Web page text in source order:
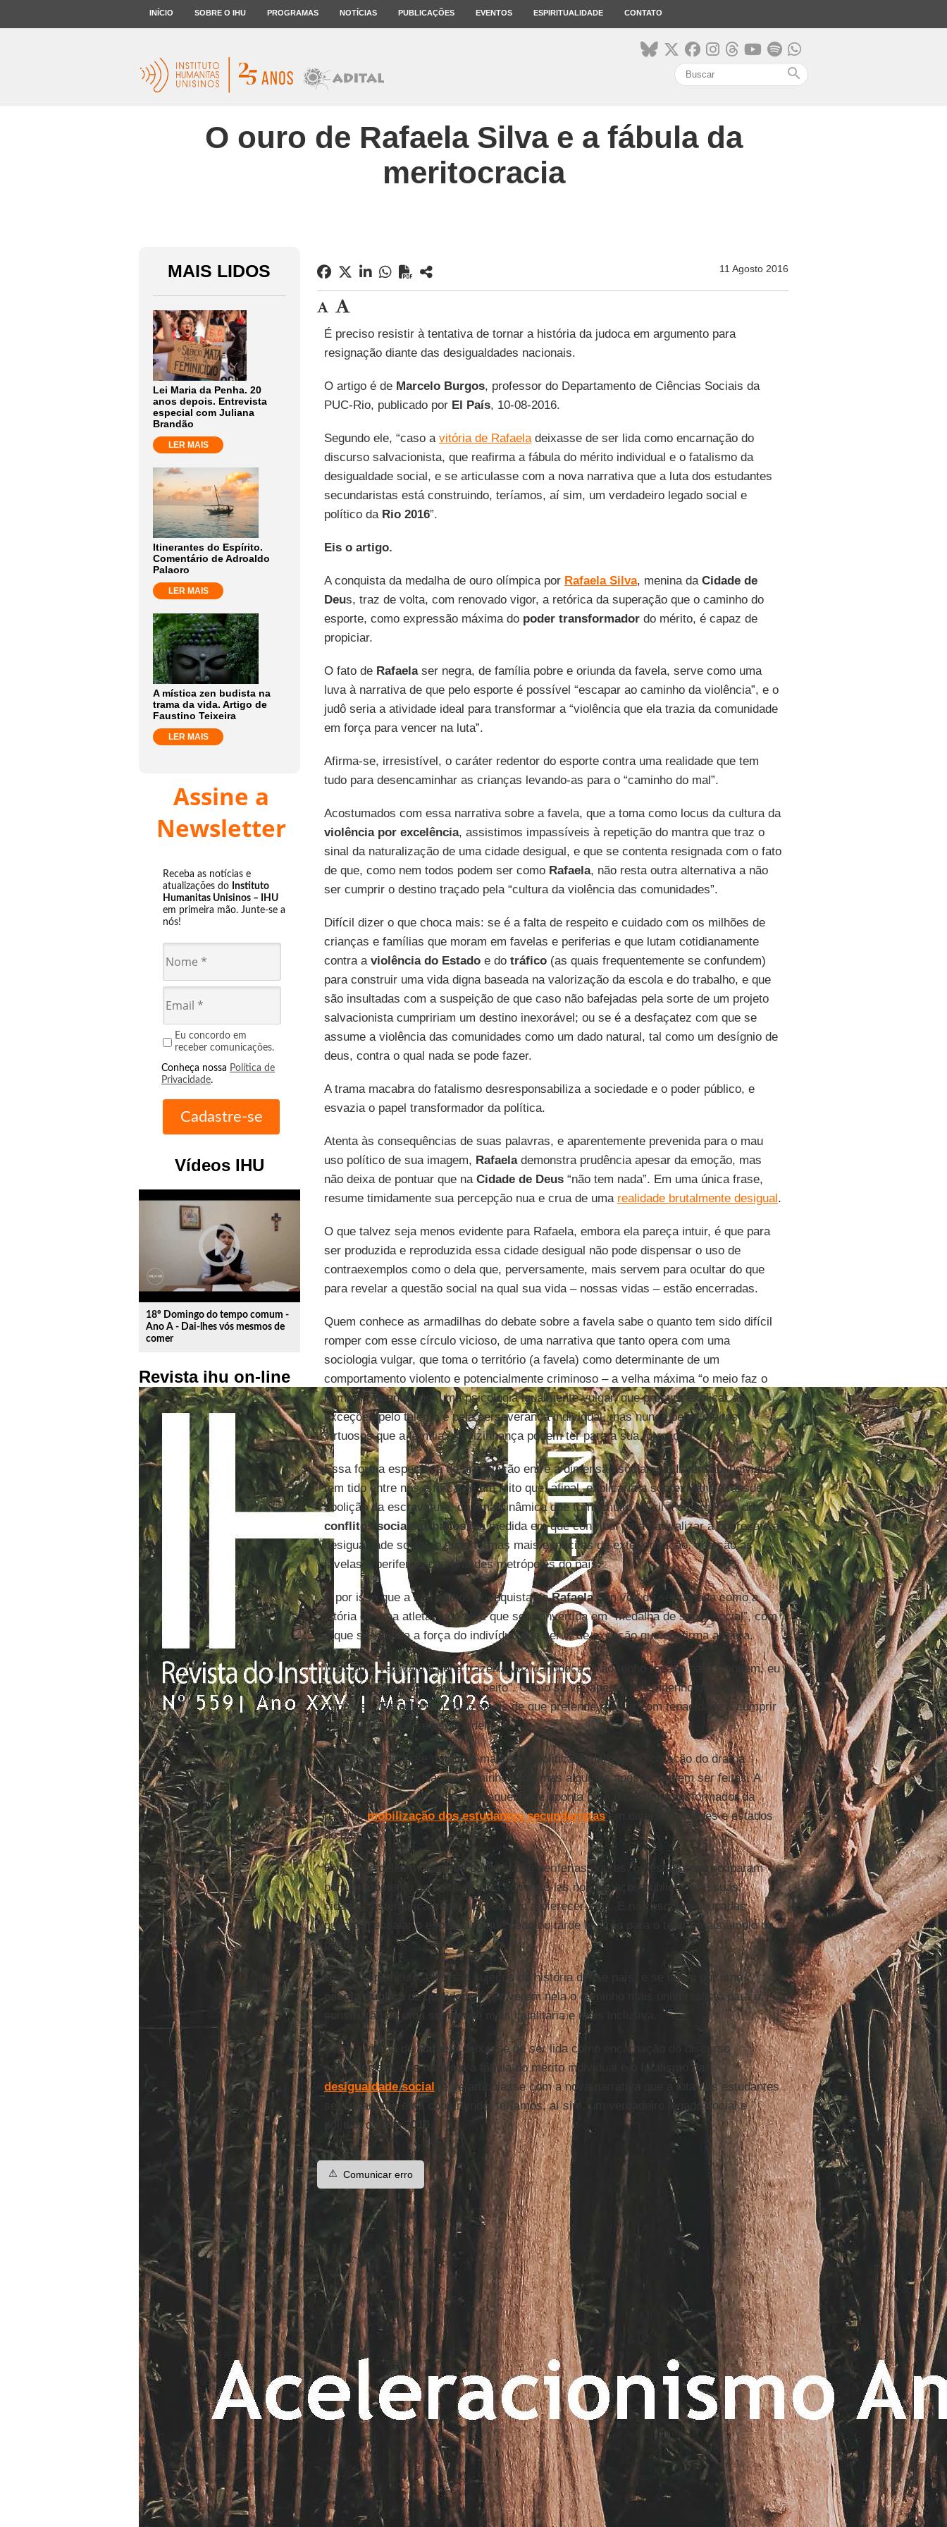
INÍCIO SOBRE O IHU PROGRAMAS NOTÍCIAS PUBLICAÇÕES EVENTOS ESPIRITUALIDADE CONTATO
search
O ouro de Rafaela Silva e a fábula da
meritocracia
MAIS LIDOS
Lei Maria da Penha. 20
anos depois. Entrevista
especial com Juliana
Brandão
LER MAIS
Itinerantes do Espírito.
Comentário de Adroaldo
Palaoro
LER MAIS
A mística zen budista na
trama da vida. Artigo de
Faustino Teixeira
LER MAIS
Assine a
Newsletter
Receba as notícias e
atualizações do Instituto
Humanitas Unisinos – IHU
em primeira mão. Junte-se a
nós!
Eu concordo em
receber comunicações.
Conheça nossa Política de
Privacidade.
Vídeos IHU
play_circle_outline
18º Domingo do tempo comum -
Ano A - Dai-lhes vós mesmos de
comer
Revista ihu on-line
11 Agosto 2016
É preciso resistir à tentativa de tornar a história da judoca em argumento para
resignação diante das desigualdades nacionais.
O artigo é de Marcelo Burgos, professor do Departamento de Ciências Sociais da
PUC-Rio, publicado por El País, 10-08-2016.
Segundo ele, “caso a vitória de Rafaeladeixasse de ser lida como encarnação do
discurso salvacionista, que reafirma a fábula do mérito individual e o fatalismo da
desigualdade social, e se articulasse com a nova narrativa que a luta dos estudantes
secundaristas está construindo, teríamos, aí sim, um verdadeiro legado social e
político daRio 2016”.
Eis o artigo.
A conquista da medalha de ouro olímpica por Rafaela Silva, menina da Cidade de
Deus, traz de volta, com renovado vigor, a retórica da superação que o caminho do
esporte, como expressão máxima do poder transformadordo mérito, é capaz de
propiciar.
O fato deRafaelaser negra, de família pobre e oriunda da favela, serve como uma
luva à narrativa de que pelo esporte é possível “escapar ao caminho da violência”, e o
judô seria a atividade ideal para transformar a “violência que ela trazia da comunidade
em força para vencer na luta”.
Afirma-se, irresistível, o caráter redentor do esporte contra uma realidade que tem
tudo para desencaminhar as crianças levando-as para o “caminho do mal”.
Acostumados com essa narrativa sobre a favela, que a toma como locus da cultura da
violência por excelência, assistimos impassíveis à repetição do mantra que traz o
sinal da naturalização de uma cidade desigual, e que se contenta resignada com o fato
de que, como nem todos podem ser como Rafaela, não resta outra alternativa a não
ser cumprir o destino traçado pela “cultura da violência das comunidades”.
Difícil dizer o que choca mais: se é a falta de respeito e cuidado com os milhões de
crianças e famílias que moram em favelas e periferias e que lutam cotidianamente
contra a violência do Estadoe do tráfico(as quais frequentemente se confundem)
para construir uma vida digna baseada na valorização da escola e do trabalho, e que
são insultadas com a suspeição de que caso não bafejadas pela sorte de um projeto
salvacionista cumpririam um destino inexorável; ou se é a desfaçatez com que se
assume a violência das comunidades como um dado natural, tal como um desígnio de
deus, contra o qual nada se pode fazer.
A trama macabra do fatalismo desresponsabiliza a sociedade e o poder público, e
esvazia o papel transformador da política.
Atenta às consequências de suas palavras, e aparentemente prevenida para o mau
uso político de sua imagem, Rafaelademonstra prudência apesar da emoção, mas
não deixa de pontuar que na Cidade de Deus“não tem nada”. Em uma única frase,
resume timidamente sua percepção nua e crua de uma realidade brutalmente desigual.
O que talvez seja menos evidente para Rafaela, embora ela pareça intuir, é que para
ser produzida e reproduzida essa cidade desigual não pode dispensar o uso de
contraexemplos como o dela que, perversamente, mais servem para ocultar do que
para revelar a questão social na qual sua vida – nossas vidas – estão encerradas.
Quem conhece as armadilhas do debate sobre a favela sabe o quanto tem sido difícil
romper com esse círculo vicioso, de uma narrativa que tanto opera com uma
sociologia vulgar, que toma o território (a favela) como determinante de um
comportamento violento e potencialmente criminoso – a velha máxima “o meio faz o
homem”; quanto com uma psicologia igualmente vulgar, que procura explicar as
exceções pelo talento e pela perseverança individual, mas nunca pelos efeitos
virtuosos que a família e a vizinhança podem ter para a sua formação.
Essa forma específica de articulação entre a dimensão social e a dimensão individual
tem tido entre nós a força de um mito que, afinal, explicaria a sobrevivência, desde a
abolição da escravatura, de uma dinâmica que torna muito difícil a emergência dos
conflitos sociais urbanos, na medida em que contribui para naturalizar a pobreza e a
desigualdade social, e suas formas mais explícitas de exteriorização, que são as
favelas e periferias das grandes metrópoles do país.
É por isso que a maravilhosa conquista deRafaela, em vez de ser tratada como a
vitória de uma atleta, logo teve que ser convertida em “medalha de sabor social”, com
o que se vivifica a força do indivíduo que serve de exceção que confirma a regra.
Mais uma vez vale a pena trazer a voz da judoca: “não tenho recado para ninguém, eu
tenho é uma medalha no meu peito”. Como se vê, apesar do empenho da grande
imprensa,Rafaelatem dado sinais de que pretende resistir com tenacidade a cumprir
com o script que se espera dela.
Como destruir esse mito que mantém a política à margem do coração do drama
urbano brasileiro? Não há caminho fácil, mas algumas apostas podem ser feitas. A
que parece mais promissora é aquela que aponta para o caráter transformador da
recentemobilização dos estudantes secundaristasem diversas cidades e estados
do país.
Boa parte deles moradores de favelas e periferias pobres, os estudantes ocuparam
por um momento as escolas para convertê-las nos espaços públicos que suas
cidades sistematicamente se recusam a oferecer-lhes. E nas escolas ocupadas
puderam ensaiar o espetáculo que cedo ou tarde levarão para o teatro mais amplo da
política.
Nesse espetáculo, eles são sujeitos da história desse país, e se lutam por uma
escola pública
de qualidade é por verem nela o caminho mais universalista para a
construção de uma sociedade mais igualitária e mais inclusiva.
Caso a vitória deRafaeladeixasse de ser lida como encarnação do discurso
salvacionista, que reafirma a fábula do mérito individual e o fatalismo da
desigualdade social , e se articulasse com a nova narrativa que a luta dos estudantes
secundaristas está construindo, teríamos, aí sim, um verdadeiro legado social e
político da
Rio 2016
⚠️ Comunicar erro